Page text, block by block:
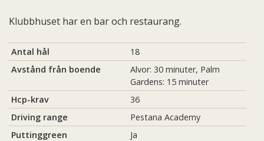
Klubbhuset har en bar och restaurang.
Antal hål
18
Avstånd från boende
Alvor: 30 minuter, Palm
Gardens: 15 minuter
Hcp-krav
36
Driving range
Pestana Academy
Puttinggreen
Ja